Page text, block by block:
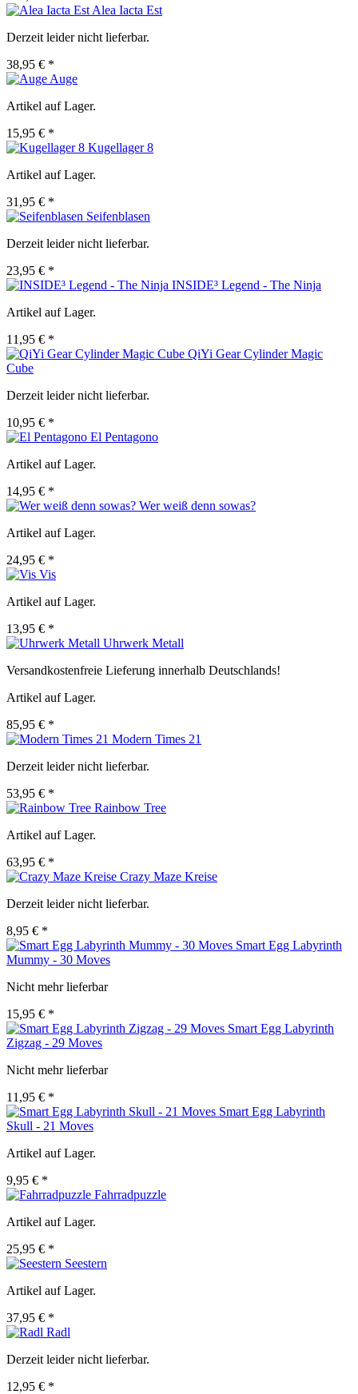
Alea Iacta Est
Derzeit leider nicht lieferbar.
38,95 € *
Auge
Artikel auf Lager.
15,95 € *
Kugellager 8
Artikel auf Lager.
31,95 € *
Seifenblasen
Derzeit leider nicht lieferbar.
23,95 € *
INSIDE³ Legend - The Ninja
Artikel auf Lager.
11,95 € *
QiYi Gear Cylinder Magic
Cube
Derzeit leider nicht lieferbar.
10,95 € *
El Pentagono
Artikel auf Lager.
14,95 € *
Wer weiß denn sowas?
Artikel auf Lager.
24,95 € *
Vis
Artikel auf Lager.
13,95 € *
Uhrwerk Metall
Versandkostenfreie Lieferung innerhalb Deutschlands!
Artikel auf Lager.
85,95 € *
Modern Times 21
Derzeit leider nicht lieferbar.
53,95 € *
Rainbow Tree
Artikel auf Lager.
63,95 € *
Crazy Maze Kreise
Derzeit leider nicht lieferbar.
8,95 € *
Smart Egg Labyrinth
Mummy - 30 Moves
Nicht mehr lieferbar
15,95 € *
Smart Egg Labyrinth
Zigzag - 29 Moves
Nicht mehr lieferbar
11,95 € *
Smart Egg Labyrinth
Skull - 21 Moves
Artikel auf Lager.
9,95 € *
Fahrradpuzzle
Artikel auf Lager.
25,95 € *
Seestern
Artikel auf Lager.
37,95 € *
Radl
Derzeit leider nicht lieferbar.
12,95 € *